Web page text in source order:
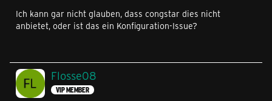
Ich kann gar nicht glauben, dass congstar dies nicht
anbietet, oder ist das ein Konfiguration-Issue?
Flosse08
VIP MEMBER